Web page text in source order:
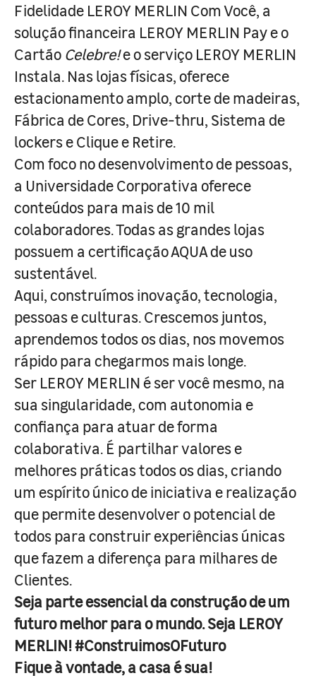
Fidelidade LEROY MERLIN Com Você, a
solução financeira LEROY MERLIN Pay e o
Cartão Celebre!e o serviço LEROY MERLIN
Instala. Nas lojas físicas, oferece
estacionamento amplo, corte de madeiras,
Fábrica de Cores, Drive-thru, Sistema de
lockers e Clique e Retire.
Com foco no desenvolvimento de pessoas,
a Universidade Corporativa oferece
conteúdos para mais de 10 mil
colaboradores. Todas as grandes lojas
possuem a certificação AQUA de uso
sustentável.
Aqui, construímos inovação, tecnologia,
pessoas e culturas. Crescemos juntos,
aprendemos todos os dias, nos movemos
rápido para chegarmos mais longe.
Ser LEROY MERLIN é ser você mesmo, na
sua singularidade, com autonomia e
confiança para atuar de forma
colaborativa. É partilhar valores e
melhores práticas todos os dias, criando
um espírito único de iniciativa e realização
que permite desenvolver o potencial de
todos para construir experiências únicas
que fazem a diferença para milhares de
Clientes.
Seja parte essencial da construção de um
futuro melhor para o mundo. Seja LEROY
MERLIN! #ConstruimosOFuturo
Fique à vontade, a casa é sua!